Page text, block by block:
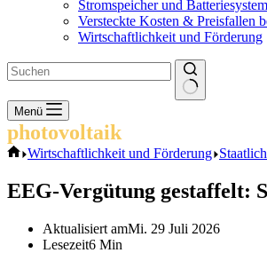
Stromspeicher und
Versteckte Kosten & Preisfallen
Wirtschaftlichkeit und Förderung
Keine
Ergebnisse
Menü
photovoltaik
Start
Wirtschaftlichkeit und Förderung
EEG-Vergütung gestaffelt:
Aktualisiert amMi. 29 Juli 2026
Lesezeit6 Min